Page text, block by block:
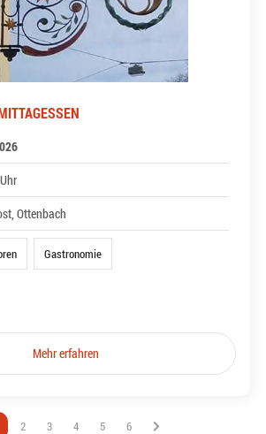
Ottenbach
Gastronomie
Mehr erfahren
êtes sur la page
Vous êtes sur la page
2 Vous êtes sur la page
3 Vous êtes sur la page
4 Vous êtes sur la page
5 Vous êtes sur la page
6